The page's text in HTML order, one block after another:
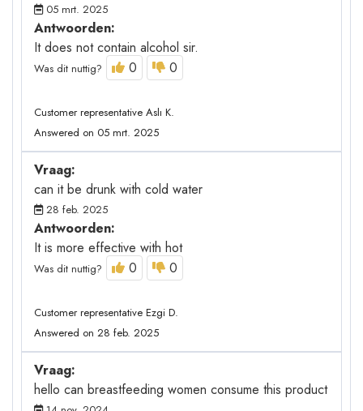
05 mrt. 2025
Antwoorden:
It does not contain alcohol sir.
Was dit nuttig? 0 0
Customer representative Aslı K.
Answered on 05 mrt. 2025
Vraag:
can it be drunk with cold water
28 feb. 2025
Antwoorden:
It is more effective with hot
Was dit nuttig? 0 0
Customer representative Ezgi D.
Answered on 28 feb. 2025
Vraag:
hello can breastfeeding women consume this product